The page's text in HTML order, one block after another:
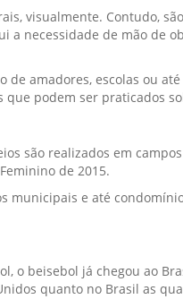
visualmente. Contudo,
necessidade de mão de
de amadores, escolas ou
podem ser praticados
são realizados em
de 2015.
municipais e até
o beisebol já chegou ao
quanto no Brasil as